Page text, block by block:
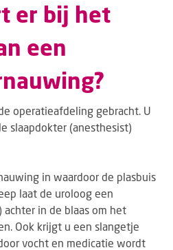
er bij het
een
operatieafdeling gebracht. U
slaapdokter (anesthesist)
in waardoor de plasbuis
laat de uroloog een
in de blaas om het
Ook krijgt u een slangetje
vocht en medicatie wordt